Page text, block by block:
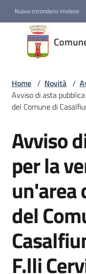
Nuovo circondario imolese
Comune di
Amministrazione
Vivere
Casalfiumanese
5x1000
Home / Novità /
Avviso di asta
del Comune di
Salta al contenuto
Avviso
per la
un'area
del
F.lli